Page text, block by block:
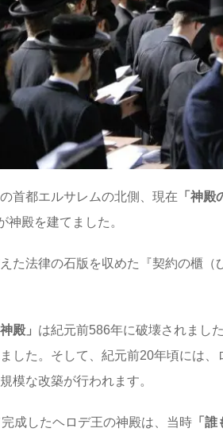
首都エルサレムの北側、現在 「神殿
神殿を建てました。
た法律の石版を収めた『契約の櫃（
殿」 は紀元前586年に破壊されまし
した。そして、紀元前20年頃には
模な改築が行われます。
成したヘロデ王の神殿は、当時 「